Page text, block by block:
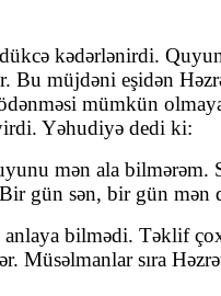
kədərlənirdi.
Bu müjdəni eşidən
mümkün
Yəhudiyə dedi ki:
ala bilmərəm.
gün sən, bir gün mən
anlaya bilmədi. Təklif
Müsəlmanlar sıra